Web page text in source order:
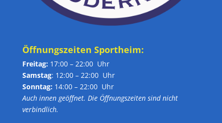
Öffnungszeiten Sportheim:
Freitag: 17:00 – 22:00 Uhr
Samstag: 12:00 – 22:00 Uhr
Sonntag: 14:00 – 22:00 Uhr
Auch innen geöffnet. Die Öffnungszeiten sind nicht
verbindlich.